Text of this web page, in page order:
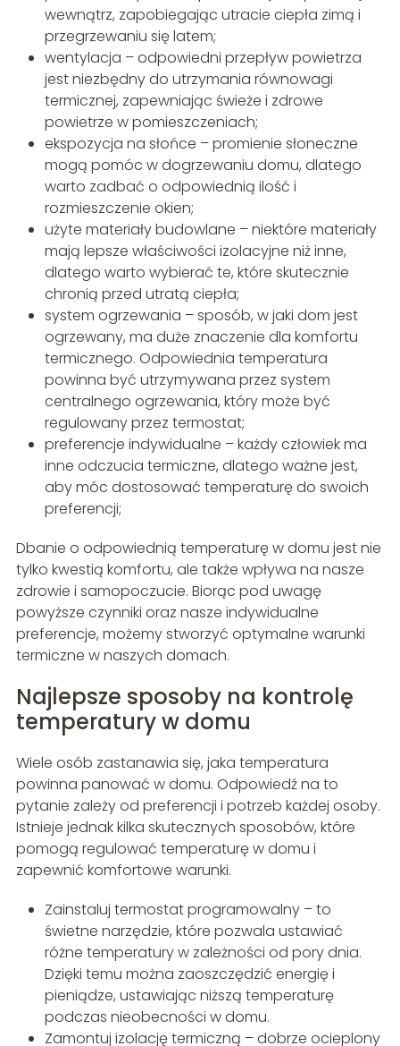
wewnątrz, zapobiegając utracie ciepła zimą i
przegrzewaniu się latem;
wentylacja – odpowiedni przepływ powietrza
jest niezbędny do utrzymania równowagi
termicznej, zapewniając świeże i zdrowe
powietrze w pomieszczeniach;
ekspozycja na słońce – promienie słoneczne
mogą pomóc w dogrzewaniu domu, dlatego
warto zadbać o odpowiednią ilość i
rozmieszczenie okien;
użyte materiały budowlane – niektóre materiały
mają lepsze właściwości izolacyjne niż inne,
dlatego warto wybierać te, które skutecznie
chronią przed utratą ciepła;
system ogrzewania – sposób, w jaki dom jest
ogrzewany, ma duże znaczenie dla komfortu
termicznego. Odpowiednia temperatura
powinna być utrzymywana przez system
centralnego ogrzewania, który może być
regulowany przez termostat;
preferencje indywidualne – każdy człowiek ma
inne odczucia termiczne, dlatego ważne jest,
aby móc dostosować temperaturę do swoich
preferencji;
Dbanie o odpowiednią temperaturę w domu jest nie
tylko kwestią komfortu, ale także wpływa na nasze
zdrowie i samopoczucie. Biorąc pod uwagę
powyższe czynniki oraz nasze indywidualne
preferencje, możemy stworzyć optymalne warunki
termiczne w naszych domach.
Najlepsze sposoby na kontrolę
temperatury w domu
Wiele osób zastanawia się, jaka temperatura
powinna panować w domu. Odpowiedź na to
pytanie zależy od preferencji i potrzeb każdej osoby.
Istnieje jednak kilka skutecznych sposobów, które
pomogą regulować temperaturę w domu i
zapewnić komfortowe warunki.
Zainstaluj termostat programowalny – to
świetne narzędzie, które pozwala ustawiać
różne temperatury w zależności od pory dnia.
Dzięki temu można zaoszczędzić energię i
pieniądze, ustawiając niższą temperaturę
podczas nieobecności w domu.
Zamontuj izolację termiczną – dobrze ocieplony